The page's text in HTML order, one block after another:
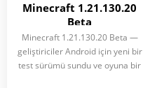
Minecraft 1.21.130.20
Beta
Minecraft 1.21.130.20 Beta —
geliştiriciler Android için yeni bir
test sürümü sundu ve oyuna bir